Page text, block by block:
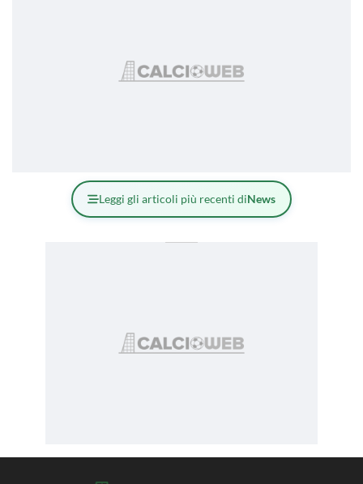
Leggi gli articoli più recenti diNews